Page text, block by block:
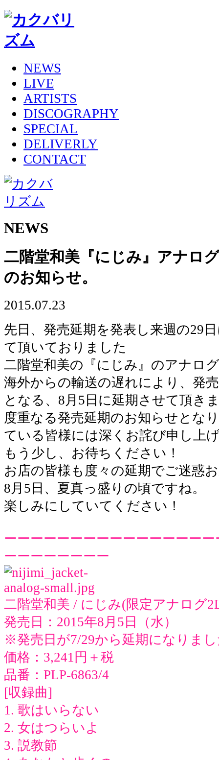
NEWS
LIVE
ARTISTS
DISCOGRAPHY
SPECIAL
DELIVERLY
CONTACT
NEWS
二階堂和美『にじみ』アナロ
のお知らせ。
2015.07.23
先日、発売延期を発表し来週の29
て頂いておりました
二階堂和美の『にじみ』のアナロ
海外からの輸送の遅れにより、発
となる、8月5日に延期させて頂き
度重なる発売延期のお知らせとな
ている皆様には深くお詫び申し上
もう少し、お待ちください！
お店の皆様も度々の延期でご迷惑
8月5日、夏真っ盛りの頃ですね。
楽しみにしていてください！
ーーーーーーーーーーーーーーー
ーーーーーーーー
二階堂和美 / にじみ(限定アナログ
発売日：2015年8月5日（水）
※発売日が7/29から延期になりま
価格：3,241円＋税
品番：PLP-6863/4
[収録曲]
1. 歌はいらない
2. 女はつらいよ
3. 説教節